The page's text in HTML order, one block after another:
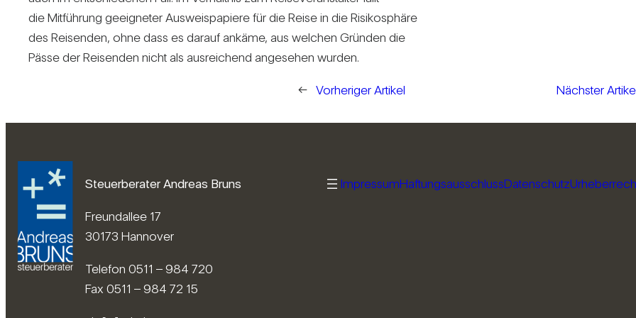
die Mit­füh­rung geeig­neter Aus­weis­pa­piere für die Reise in die Risi­ko­sphäre
des Rei­senden, ohne dass es darauf ankäme, aus wel­chen Gründen die
Pässe der Rei­senden nicht als aus­rei­chend ange­sehen wurden.
← Vorheriger Artikel Nächster
Steuerberater Andreas Bruns
Freundallee 17
30173 Hannover
Telefon 0511 – 984 720
Fax 0511 – 984 72 15
ImpressumHaftungsausschlussDatenschutz